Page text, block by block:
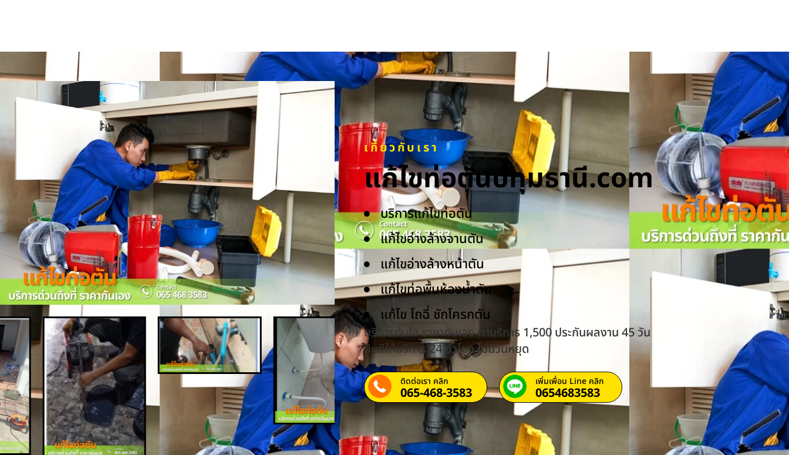
เกี่ยวกับเรา
แก้ไขท่อตันปทุมธานี.com
บริการแก้ไขท่อตัน
แก้ไขอ่างล้างจานตัน
แก้ไขอ่างล้างหน้าตัน
แก้ไขท่อพื้นห้องน้ำตัน
แก้ไข โถฉี่ ชักโครกตัน
บริการทันใจ ราคากันเอง ค่าบริการ 1,500 ประกันผลงาน 45 วัน
ยินดีให้บริการ 24 ชั่วโมง ไม่มีวันหยุด
ติดต่อเรา คลิก
065-468-3583
เพิ่มเพื่อน Line คลิก
0654683583